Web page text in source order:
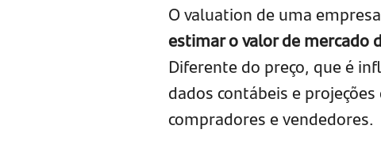
O valuation de uma
estimar o valor de mercado
Diferente do preço, que é
dados contábeis e
compradores e vendedores.